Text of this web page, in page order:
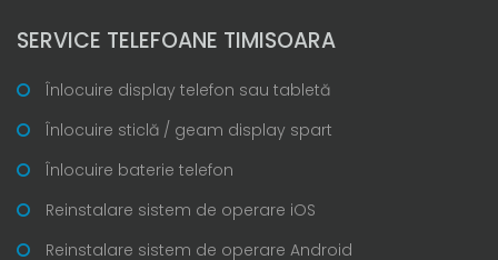
SERVICE TELEFOANE TIMISOARA
Înlocuire display telefon sau tabletă
Înlocuire sticlă / geam display spart
Înlocuire baterie telefon
Reinstalare sistem de operare iOS
Reinstalare sistem de operare Android